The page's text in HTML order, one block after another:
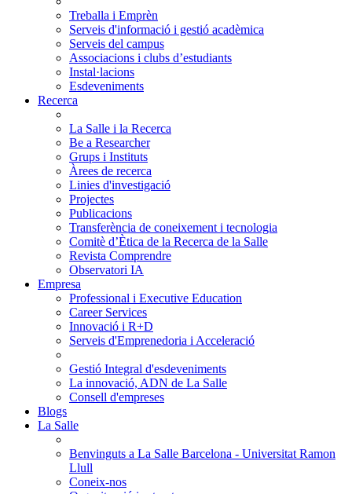
Treballa i Emprèn
Serveis d'informació i gestió acadèmica
Serveis del campus
Associacions i clubs d’estudiants
Instal·lacions
Esdeveniments
Recerca
La Salle i la Recerca
Be a Researcher
Grups i Instituts
Àrees de recerca
Linies d'investigació
Projectes
Publicacions
Transferència de coneixement i tecnologia
Comitè d’Ètica de la Recerca de la Salle
Revista Comprendre
Observatori IA
Empresa
Professional i Executive Education
Career Services
Innovació i R+D
Serveis d'Emprenedoria i Acceleració
Gestió Integral d'esdeveniments
La innovació, ADN de La Salle
Consell d'empreses
Blogs
La Salle
Benvinguts a La Salle Barcelona - Universitat Ramon
Llull
Coneix-nos